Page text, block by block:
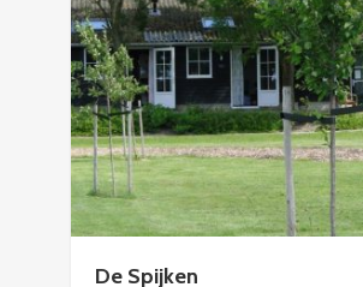
De Spijken